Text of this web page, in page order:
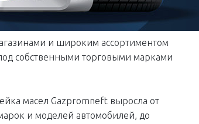
и широким ассортиментом
собственными торговыми марками
масел Gazpromneft выросла от
и моделей автомобилей, до